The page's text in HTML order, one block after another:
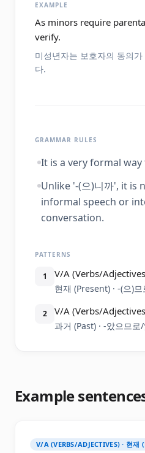
EXAMPLE
As minors require
verify.
미성년자는 보호자의 동의
다.
GRAMMAR RULES
It is a very formal way
Unlike '-(으)니까', it is
informal speech or
conversation.
PATTERNS
1 V/A (Verbs/
현재 (Present) · -(으)므
2 V/A (Verbs/
과거 (Past) · -았으므로
Example
V/A (VERBS/ADJECTIVES) · 현재